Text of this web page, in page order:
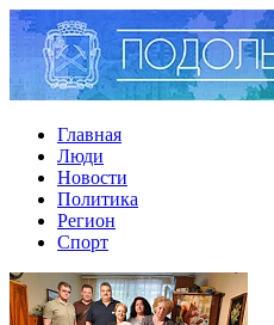
Главная
Люди
Новости
Политика
Регион
Спорт